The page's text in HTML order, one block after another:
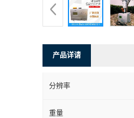
产品详请
分辨率
重量